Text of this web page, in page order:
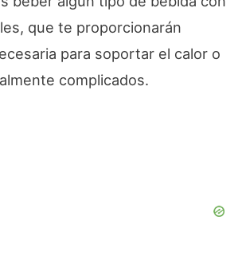
que te proporcionarán
para soportar el calor o
complicados.